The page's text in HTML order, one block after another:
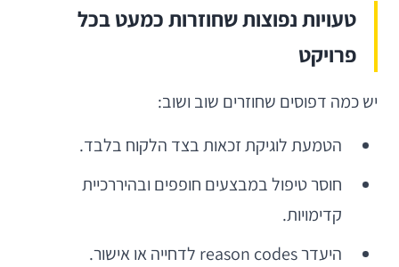
טעויות נפוצות שחוזרות כמעט בכל
פרויקט
יש כמה דפוסים שחוזרים שוב ושוב:
הטמעת לוגיקת זכאות בצד הלקוח בלבד.
חוסר טיפול במבצעים חופפים ובהיררכיית
קדימויות.
היעדר reason codes לדחייה או אישור.